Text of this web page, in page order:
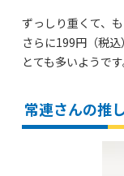
ずっしり重くて、
さらに199円（税
とても多いようです
常連さんの推